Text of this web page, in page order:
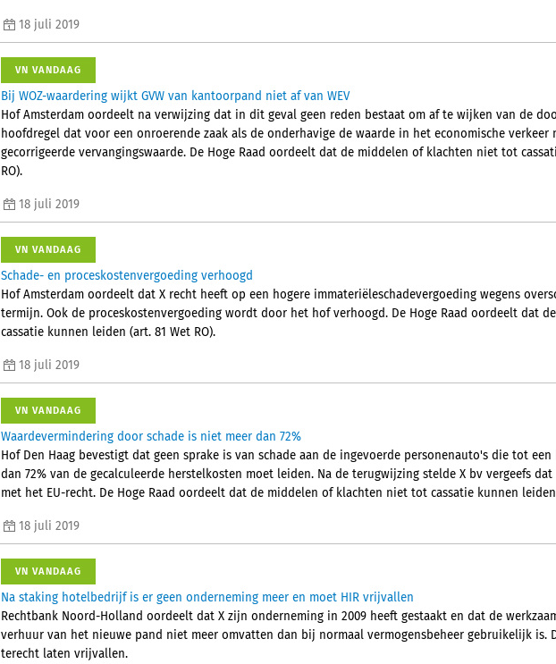
18 juli 2019
VN VANDAAG
Bij WOZ-waardering wijkt GVW van kantoorpand niet af van WEV
Hof Amsterdam oordeelt na verwijzing dat in dit geval geen reden bestaat om af te wijken van de
hoofdregel dat voor een onroerende zaak als de onderhavige de waarde in het economische
gecorrigeerde vervangingswaarde. De Hoge Raad oordeelt dat de middelen of klachten niet tot
RO).
18 juli 2019
VN VANDAAG
Schade- en proceskostenvergoeding verhoogd
Hof Amsterdam oordeelt dat X recht heeft op een hogere immateriëleschadevergoeding wegens
termijn. Ook de proceskostenvergoeding wordt door het hof verhoogd. De Hoge Raad oordeelt dat
cassatie kunnen leiden (art. 81 Wet RO).
18 juli 2019
VN VANDAAG
Waardevermindering door schade is niet meer dan 72%
Hof Den Haag bevestigt dat geen sprake is van schade aan de ingevoerde personenauto's die tot
dan 72% van de gecalculeerde herstelkosten moet leiden. Na de terugwijzing stelde X bv vergeefs
met het EU-recht. De Hoge Raad oordeelt dat de middelen of klachten niet tot cassatie kunnen leiden
18 juli 2019
VN VANDAAG
Na staking hotelbedrijf is er geen onderneming meer en moet HIR vrijvallen
Rechtbank Noord-Holland oordeelt dat X zijn onderneming in 2009 heeft gestaakt en dat de
verhuur van het nieuwe pand niet meer omvatten dan bij normaal vermogensbeheer gebruikelijk is.
terecht laten vrijvallen.